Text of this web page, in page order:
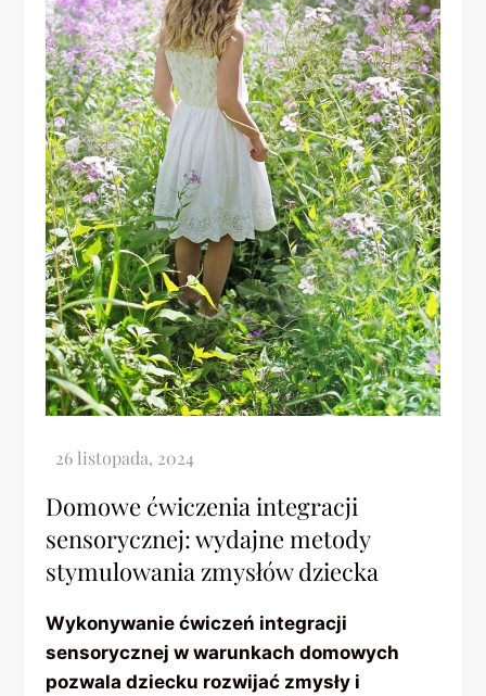
Domowe ćwiczenia integracji
sensorycznej: wydajne metody
stymulowania zmysłów dziecka
Wykonywanie ćwiczeń integracji
sensorycznej w warunkach domowych
pozwala dziecku rozwijać zmysły i